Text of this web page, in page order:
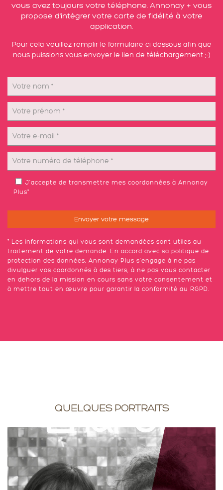
vous avez toujours votre téléphone.Annonay + vous
propose d'intégrer votre carte de fidélité à votre
application.
Pour cela veuillez remplir le formulaire ci dessous afin que
nous puissions vous envoyer le lien de téléchargement ;-)
J'accepte de transmettre mes coordonnées à Annonay
Plus*
* Les informations qui vous sont demandées sont utiles au
traitement de votre demande. En accord avec sa politique de
protection des données, Annonay Plus s'engage à ne pas
divulguer vos coordonnés à des tiers, à ne pas vous contacter
en dehors de la mission en cours sans votre consentement et
à mettre tout en œuvre pour garantir la conformité au RGPD.
QUELQUES PORTRAITS